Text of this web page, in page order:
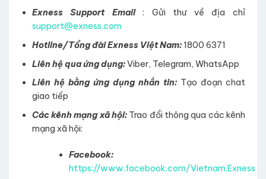
Exness Support Email: Gửi thư về địa chỉ
support@exness.com
Hotline/Tổng đài Exness Việt Nam:1800 6371
Liên hệ qua ứng dụng:Viber, Telegram, WhatsApp
Liên hệ bằng ứng dụng nhắn tin:Tạo đoạn chat
giao tiếp
Các kênh mạng xã hội: Trao đổi thông qua các kênh
mạng xã hội:
Facebook:
https://www.facebook.com/Vietnam.Exness